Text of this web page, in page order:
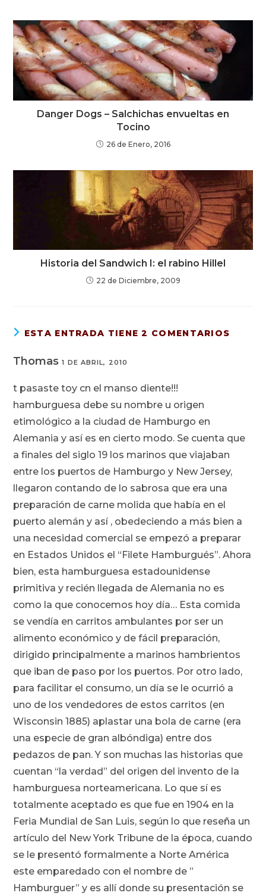
Danger Dogs – Salchichas envueltas en
Tocino
26 de Enero, 2016
Historia del Sandwich I: el rabino Hillel
22 de Diciembre, 2009
ESTA ENTRADA TIENE 2 COMENTARIOS
Thomas1 DE ABRIL, 2010
t pasaste toy cn el manso diente!!!
hamburguesa debe su nombre u origen
etimológico a la ciudad de Hamburgo en
Alemania y así es en cierto modo. Se cuenta que
a finales del siglo 19 los marinos que viajaban
entre los puertos de Hamburgo y New Jersey,
llegaron contando de lo sabrosa que era una
preparación de carne molida que había en el
puerto alemán y así , obedeciendo a más bien a
una necesidad comercial se empezó a preparar
en Estados Unidos el “Filete Hamburgués”. Ahora
bien, esta hamburguesa estadounidense
primitiva y recién llegada de Alemania no es
como la que conocemos hoy día… Esta comida
se vendía en carritos ambulantes por ser un
alimento económico y de fácil preparación,
dirigido principalmente a marinos hambrientos
que iban de paso por los puertos. Por otro lado,
para facilitar el consumo, un día se le ocurrió a
uno de los vendedores de estos carritos (en
Wisconsin 1885) aplastar una bola de carne (era
una especie de gran albóndiga) entre dos
pedazos de pan. Y son muchas las historias que
cuentan “la verdad” del origen del invento de la
hamburguesa norteamericana. Lo que sí es
totalmente aceptado es que fue en 1904 en la
Feria Mundial de San Luis, según lo que reseña un
artículo del New York Tribune de la época, cuando
se le presentó formalmente a Norte América
este emparedado con el nombre de ”
Hamburguer” y es allí donde su presentación se